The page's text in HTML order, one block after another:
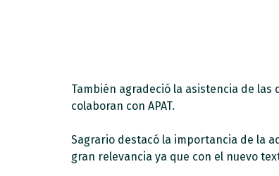
También agradeció la asistencia de
colaboran con APAT.
Sagrario destacó la importancia de la
gran relevancia ya que con el nuevo